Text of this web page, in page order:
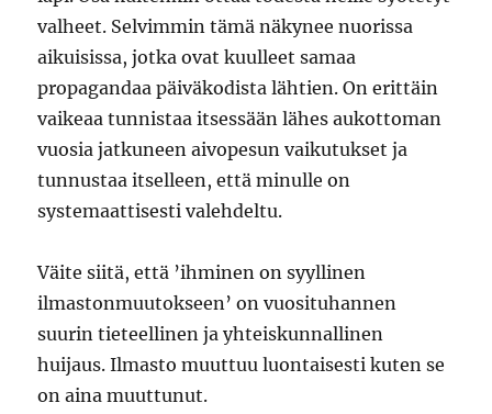
valheet. Selvimmin tämä näkynee nuorissa
aikuisissa, jotka ovat kuulleet samaa
propagandaa päiväkodista lähtien. On erittäin
vaikeaa tunnistaa itsessään lähes aukottoman
vuosia jatkuneen aivopesun vaikutukset ja
tunnustaa itselleen, että minulle on
systemaattisesti valehdeltu.
Väite siitä, että ’ihminen on syyllinen
ilmastonmuutokseen’ on vuosituhannen
suurin tieteellinen ja yhteiskunnallinen
huijaus. Ilmasto muuttuu luontaisesti kuten se
on aina muuttunut.